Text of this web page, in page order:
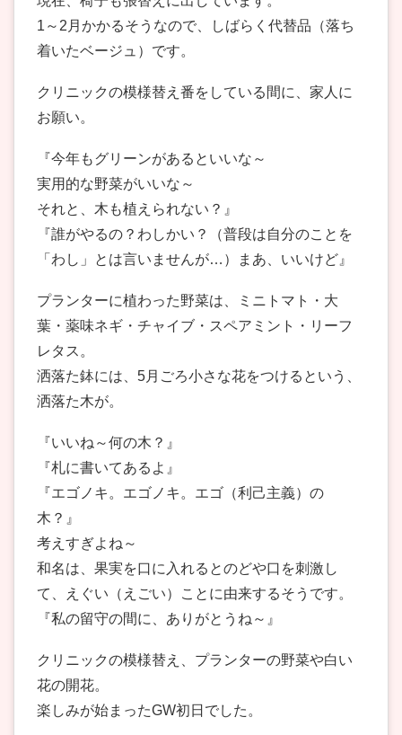
1～2月かかるそうなので、しばらく代替品（落ち
着いたベージュ）です。
クリニックの模様替え番をしている間に、家人に
お願い。
『今年もグリーンがあるといいな～
実用的な野菜がいいな～
それと、木も植えられない？』
『誰がやるの？わしかい？（普段は自分のことを
「わし」とは言いませんが…）まあ、いいけど』
プランターに植わった野菜は、ミニトマト・大
葉・薬味ネギ・チャイブ・スペアミント・リーフ
レタス。
洒落た鉢には、5月ごろ小さな花をつけるという、
洒落た木が。
『いいね～何の木？』
『札に書いてあるよ』
『エゴノキ。エゴノキ。エゴ（利己主義）の
木？』
考えすぎよね～
和名は、果実を口に入れるとのどや口を刺激し
て、えぐい（えごい）ことに由来するそうです。
『私の留守の間に、ありがとうね～』
クリニックの模様替え、プランターの野菜や白い
花の開花。
楽しみが始まったGW初日でした。